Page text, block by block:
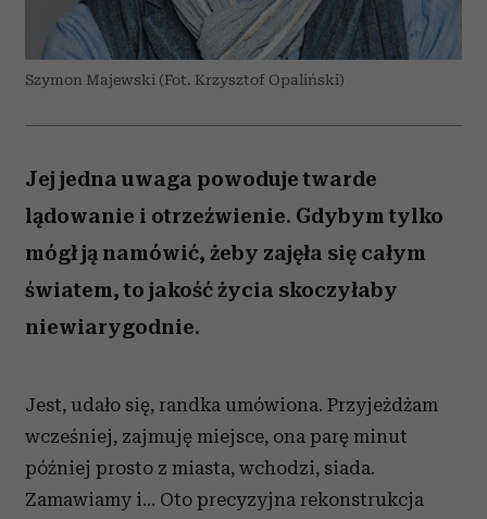
Szymon Majewski (Fot. Krzysztof Opaliński)
Jej jedna uwaga powoduje twarde
lądowanie i otrzeźwienie. Gdybym tylko
mógł ją namówić, żeby zajęła się całym
światem, to jakość życia skoczyłaby
niewiarygodnie.
Jest, udało się, randka umówiona. Przyjeżdżam
wcześniej, zajmuję miejsce, ona parę minut
później prosto z miasta, wchodzi, siada.
Zamawiamy i... Oto precyzyjna rekonstrukcja